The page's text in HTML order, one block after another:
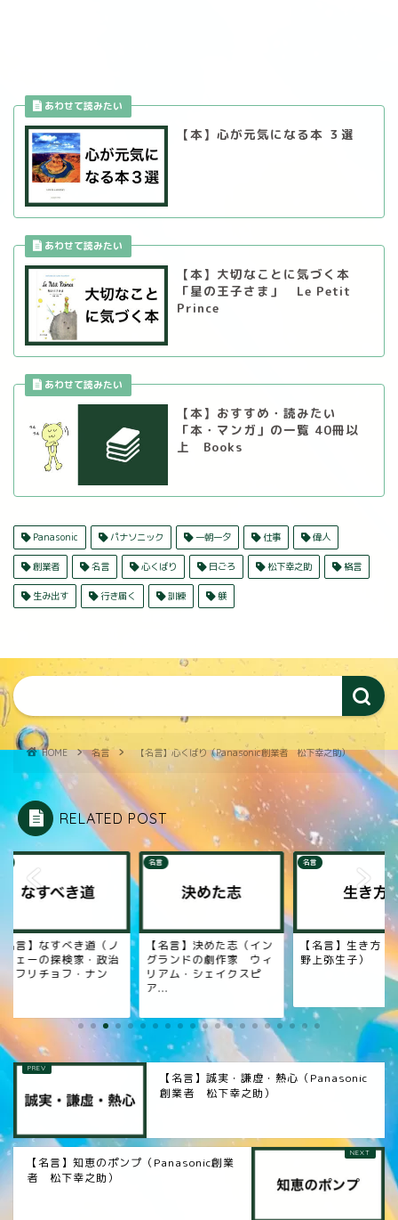
【本】心が元気になる本 ３選
【本】大切なことに気づく本
「星の王子さま」 Le Petit
Prince
【本】おすすめ・読みたい
「本・マンガ」の一覧 40冊以
上 Books
Panasonic パナソニック 一朝一夕 仕事 偉人
創業者 名言 心くばり 日ごろ 松下幸之助 格言
生み出す 行き届く 訓練 躾
HOME 名言 【名言】心くばり（Panasonic創業者 松下幸之助）
RELATED POST
言】なすべき道（ノ
ェーの探検家・政治
リチョフ・ナン
名言
【名言】決めた志（イン
グランドの劇作家 ウィ
リアム・シェイクスピ
ア...
名言
【名言】生き方（
野上弥生子）
【名言】誠実・謙虚・熱心（Panasonic
創業者 松下幸之助）
【名言】知恵のポンプ（Panasonic創業
者 松下幸之助）